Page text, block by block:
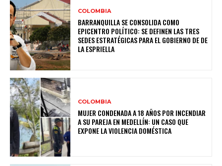
COLOMBIA
BARRANQUILLA SE CONSOLIDA COMO
EPICENTRO POLÍTICO: SE DEFINEN LAS TRES
SEDES ESTRATÉGICAS PARA EL GOBIERNO DE DE
LA ESPRIELLA
COLOMBIA
MUJER CONDENADA A 18 AÑOS POR INCENDIAR
A SU PAREJA EN MEDELLÍN: UN CASO QUE
EXPONE LA VIOLENCIA DOMÉSTICA